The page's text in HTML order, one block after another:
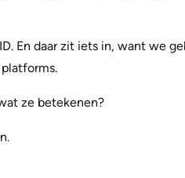
En daar zit iets in, want we
ze betekenen?